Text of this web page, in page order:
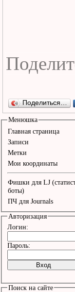
стон.
В
я
Поделиться…
Менюшка
Главная страница
Записи
Метки
Мои координаты
Фишки для LJ
боты)
ПЧ для Journals
Авторизация
Логин:
Пароль:
Поиск на сайте